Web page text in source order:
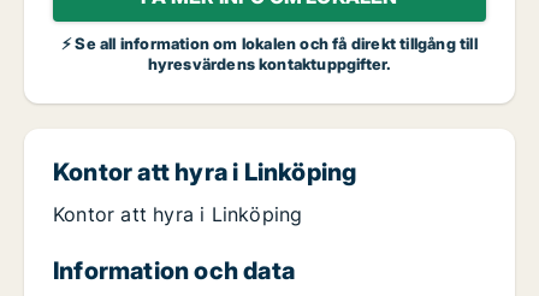
⚡ Se all information om lokalen och få direkt tillgång till
hyresvärdens kontaktuppgifter.
Kontor att hyra i Linköping
Kontor att hyra i Linköping
Information och data